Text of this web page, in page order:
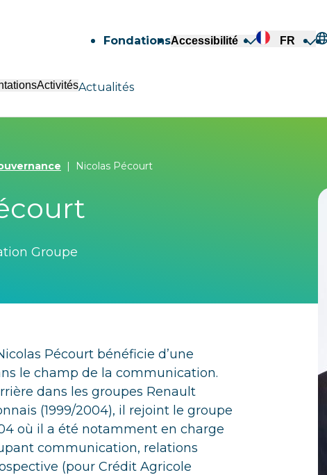
FondationsAccessibilité FR
ActivitésActualités
Nicolas Pécourt
Groupe
Pécourt bénéficie d’une
le champ de la communication.
dans les groupes Renault
(1999/2004), il rejoint le groupe
où il a été notamment en charge
communication, relations
(pour Crédit Agricole